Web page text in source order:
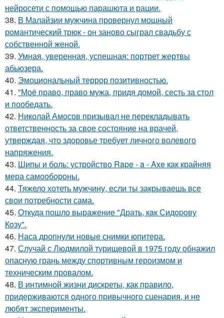
нейросети с помощью парашюта и рации.
38. В Малайзии мужчина провернул мощный
романтический трюк - он заново сыграл свадьбу с
собственной женой.
39. Умная, уверенная, успешная: портрет жертвы
абьюзера.
40. Эмоциональный террор позитивностью.
41. "Моё право, право мужа, придя домой, сесть за стол
и пообедать.
42. Николай Амосов призывал не перекладывать
ответственность за свое состояние на врачей,
утверждая, что здоровье требует личного волевого
напряжения.
43. Шипы и боль: устройство Rape - a - Axe как крайняя
мера самообороны.
44. Тяжело хотеть мужчину, если ты закрываешь все
свои потребности сама.
45. Откуда пошло выражение "Драть, кaк Сидopoву
Кoзу".
46. Наса дропнули новые снимки юпитера.
47. Случай с Людмилой турищевой в 1975 году обнажил
опасную грань между спортивным героизмом и
техническим провалом.
48. В интимной жизни дискреты, как правило,
придерживаются одного привычного сценария, и не
любят эксперименты.